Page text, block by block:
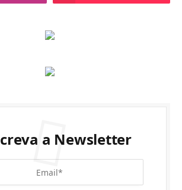
a Newsletter